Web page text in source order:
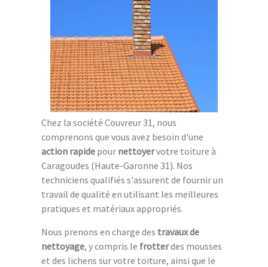
Chez la société Couvreur 31, nous
comprenons que vous avez besoin d'une
action rapide pour nettoyervotre toiture à
Caragoudes (Haute-Garonne 31). Nos
techniciens qualifiés s'assurent de fournir un
travail de qualité en utilisant les meilleures
pratiques et matériaux appropriés.
Nous prenons en charge des travaux de
nettoyage, y compris le frotterdes mousses
et des lichens sur votre toiture, ainsi que le